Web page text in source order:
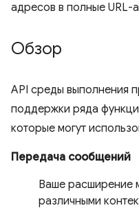
адресов в полные URL-
Обзор
API среды выполнения
поддержки ряда
которые могут
Передача сообщений
Ваше расширение
различными